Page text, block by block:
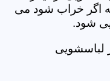
اگر خراب شود می
شود.
لباسشویی